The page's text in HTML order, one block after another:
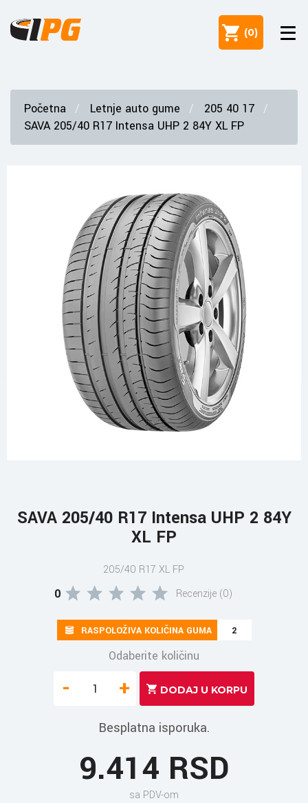
(0)
Početna Letnje auto gume
205 40 17
SAVA 205/40 R17 Intensa UHP 2 84Y XL FP
SAVA 205/40 R17 Intensa UHP 2 84Y
XL FP
205/40 R17 XL FP
0 Recenzije (0)
RASPOLOŽIVA KOLIČINA GUMA 2
Odaberite količinu
- +
Besplatna isporuka.
9.414 RSD
sa PDV-om